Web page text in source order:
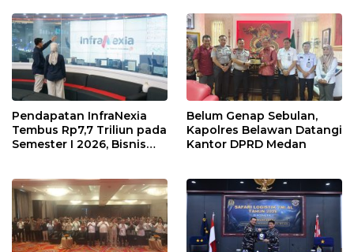
Pendapatan InfraNexia
Tembus Rp7,7 Triliun pada
Semester I 2026, Bisnis
Belum Genap Sebulan,
Kapolres Belawan Datangi
Kantor DPRD Medan